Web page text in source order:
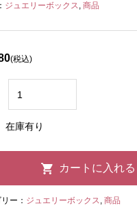
ジュエリーボックス, 商品
(税込)
在庫有り
ー： ジュエリーボックス, 商品